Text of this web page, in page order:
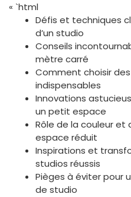
« `html
Défis et techniques
d’un studio
Conseils
mètre carré
Comment choisir
indispensables
Innovations
un petit espace
Rôle de la couleur et
espace réduit
Inspirations et
studios réussis
Pièges à éviter pour
de studio